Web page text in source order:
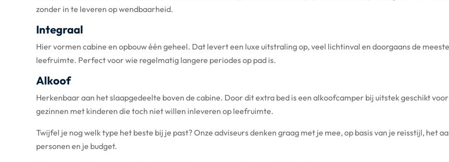
zonder in te leveren op wendbaarheid.
Integraal
Hier vormen cabine en opbouw één geheel. Dat levert een luxe uitstraling op, veel lichtinval en doorgaans de meeste
leefruimte. Perfect voor wie regelmatig langere periodes op pad is.
Alkoof
Herkenbaar aan het slaapgedeelte boven de cabine. Door dit extra bed is een alkoofcamper bij uitstek geschikt voor
gezinnen met kinderen die toch niet willen inleveren op leefruimte.
Twijfel je nog welk type het beste bij je past? Onze adviseurs denken graag met je mee, op basis van je reisstijl, het
personen en je budget.